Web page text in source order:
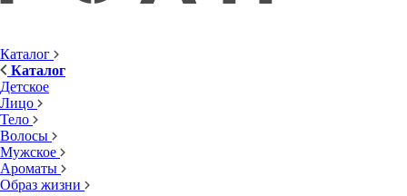
Каталог
Каталог
Детское
Лицо
Тело
Волосы
Мужское
Ароматы
Образ жизни